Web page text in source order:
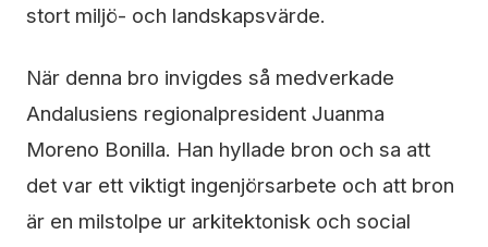
stort miljö- och landskapsvärde.
När denna bro invigdes så medverkade
Andalusiens regionalpresident Juanma
Moreno Bonilla. Han hyllade bron och sa att
det var ett viktigt ingenjörsarbete och att bron
är en milstolpe ur arkitektonisk och social